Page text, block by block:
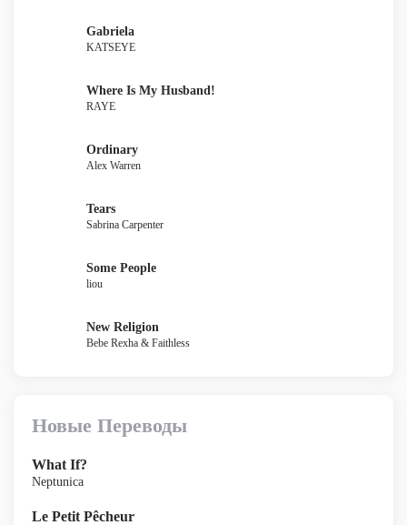
Gabriela
KATSEYE
Where Is My Husband!
RAYE
Ordinary
Alex Warren
Tears
Sabrina Carpenter
Some People
liou
New Religion
Bebe Rexha & Faithless
Новые Переводы
What If?
Neptunica
Le Petit Pêcheur